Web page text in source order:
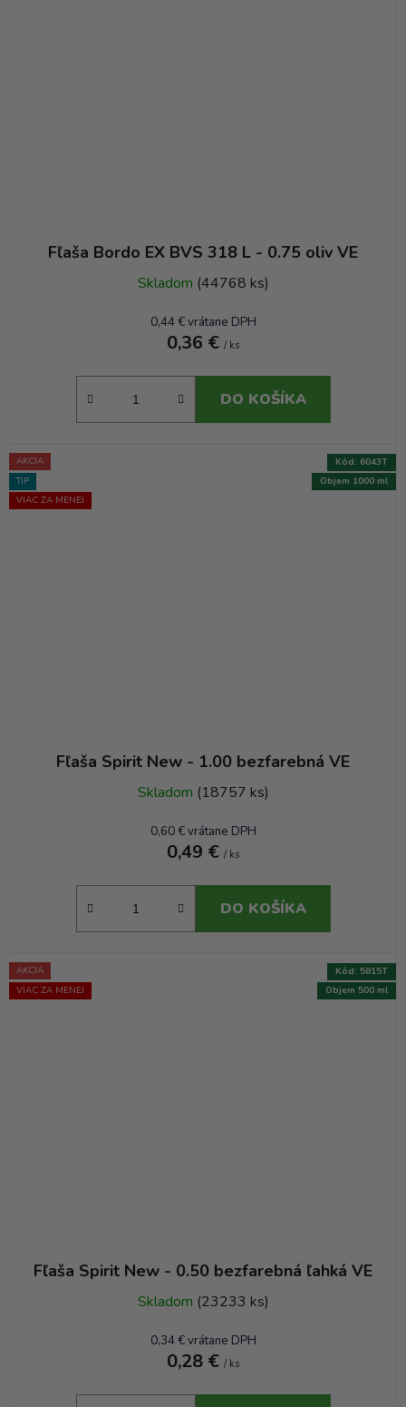
Fľaša Bordo EX BVS 318 L - 0.75 oliv VE
Skladom (44768 ks)
0,44 € vrátane DPH
0,36 € / ks
DO KOŠÍKA
AKCIA
TIP
VIAC ZA MENEJ
Fľaša Spirit New - 1.00 bezfarebná VE
Skladom (18757 ks)
0,60 € vrátane DPH
0,49 € / ks
DO KOŠÍKA
Objem 1000 ml
Kód: 6043T
AKCIA
VIAC ZA MENEJ
Fľaša Spirit New - 0.50 bezfarebná ľahká VE
Skladom (23233 ks)
0,34 € vrátane DPH
0,28 € / ks
Objem 500 ml
Kód: 5815T